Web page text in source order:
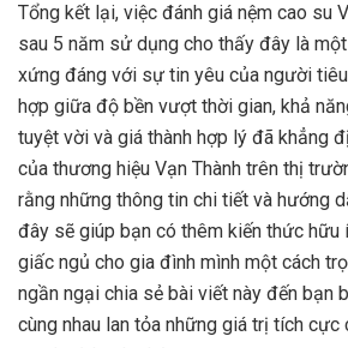
Tổng kết lại, việc đánh giá nệm cao su
sau 5 năm sử dụng cho thấy đây là
xứng đáng với sự tin yêu của người
hợp giữa độ bền vượt thời gian, khả
tuyệt vời và giá thành hợp lý đã khẳng
của thương hiệu Vạn Thành trên thị
rằng những thông tin chi tiết và hướng
đây sẽ giúp bạn có thêm kiến thức hữu
giấc ngủ cho gia đình mình một cách
ngần ngại chia sẻ bài viết này đến bạn
cùng nhau lan tỏa những giá trị tích cực